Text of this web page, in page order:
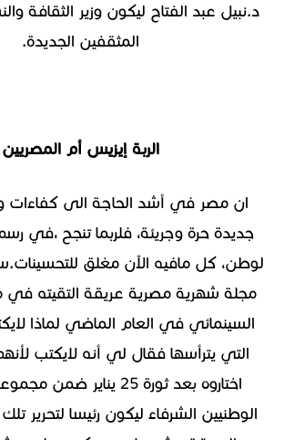
د.نبيل عبد الفتاح ليكون وزير الثقافة
المثقفين الجديدة.
الربة إيزيس أم المصريين
ان مصر في أشد الحاجة الى كفاءات
جديدة حرة وجريئة، فلربما تنجح ،في
لوطن، كل مافيه الآن مغلق
مجلة شهرية مصرية عريقة التقيته في
السينمائي في العام الماضي لماذا
التي يترأسها فقال لي أنه لايكتب
اختاروه بعد ثورة 25 يناير
الوطنيين الشرفاء ليكون رئيسا لتحرير